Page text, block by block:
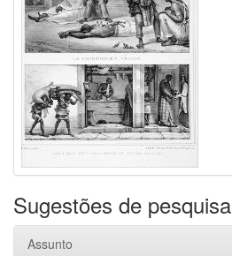
Sugestões de pesquisa
Assunto